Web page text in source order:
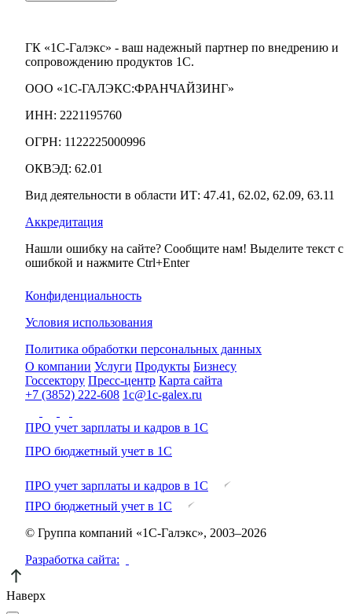
ГК «1С-Галэкс» - ваш надежный партнер по внедрению и
сопровождению продуктов 1С.
ООО «1С-ГАЛЭКС:ФРАНЧАЙЗИНГ»
ИНН: 2221195760
ОГРН: 1122225000996
ОКВЭД: 62.01
Вид деятельности в области ИТ: 47.41, 62.02, 62.09, 63.11
Аккредитация
Нашли ошибку на сайте? Сообщите нам! Выделите текст с
ошибкой и нажмите Ctrl+Enter
Конфиденциальность
Условия использования
Политика обработки персональных данных
О компании Услуги Продукты Бизнесу
Госсектору Пресс-центр Карта сайта
+7 (3852) 222-608 1c@1c-galex.ru
ПРО учет зарплаты и кадров в 1С
ПРО бюджетный учет в 1С
ПРО учет зарплаты и кадров в 1С
ПРО бюджетный учет в 1С
© Группа компаний «1С-Галэкс», 2003–2026
Разработка сайта:
Наверх